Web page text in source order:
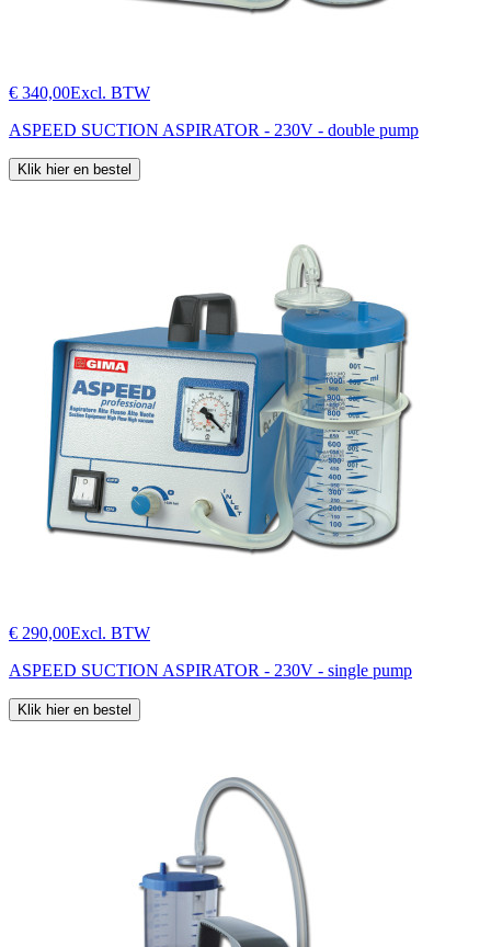
€ 340,00Excl. BTW
ASPEED SUCTION ASPIRATOR - 230V - double pump
Klik hier en bestel
€ 290,00Excl. BTW
ASPEED SUCTION ASPIRATOR - 230V - single pump
Klik hier en bestel